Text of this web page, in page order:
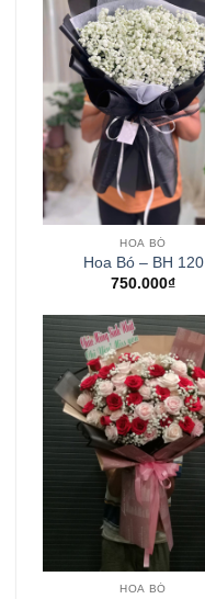
HOA BÓ
Hoa Bó – BH 120
750.000₫
HOA BÓ